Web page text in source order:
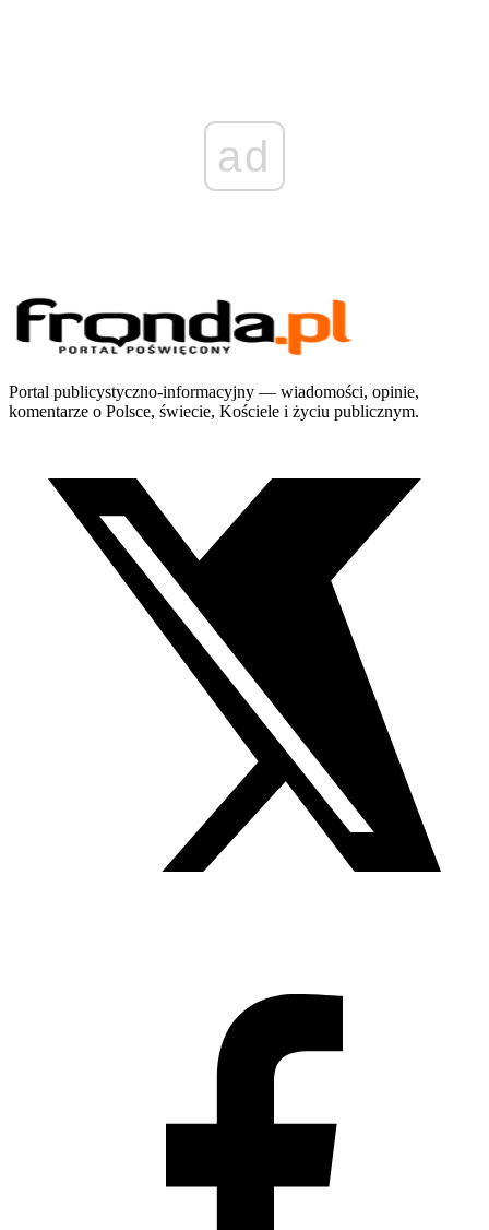
ad
Portal publicystyczno-informacyjny — wiadomości, opinie,
komentarze o Polsce, świecie, Kościele i życiu publicznym.